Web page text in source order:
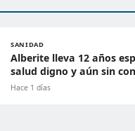
SANIDAD
Alberite lleva 12 años
salud digno y aún sin
Hace 1 días